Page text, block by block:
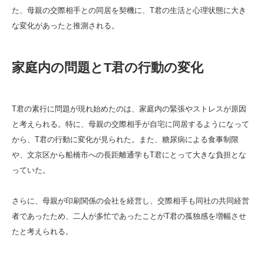
た、母親の交際相手との同居を契機に、T君の生活と心理状態に大き
な変化があったと推測される。
家庭内の問題とT君の行動の変化
T君の素行に問題が現れ始めたのは、家庭内の緊張やストレスが原因
と考えられる。特に、母親の交際相手が自宅に同居するようになって
から、T君の行動に変化が見られた。また、糖尿病による食事制限
や、文京区から船橋市への長距離通学もT君にとって大きな負担とな
っていた。
さらに、母親が印刷関係の会社を経営し、交際相手も同社の共同経営
者であったため、二人が多忙であったことがT君の孤独感を増幅させ
たと考えられる。